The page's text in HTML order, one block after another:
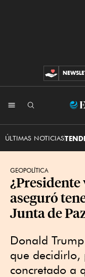
ÚLTIMAS NOTICIAS
GEOPOLÍTICA
aseguró
Junta de
Donald
que decidirlo,
concretado a